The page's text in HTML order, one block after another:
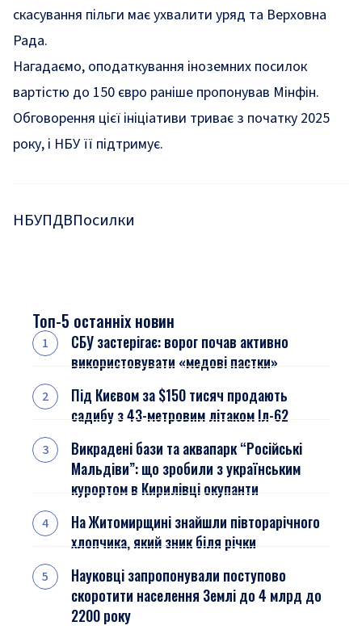
скасування пільги має ухвалити уряд та Верховна
Рада.
Нагадаємо, оподаткування іноземних посилок
вартістю до 150 євро раніше пропонував Мінфін.
Обговорення цієї ініціативи триває з початку 2025
року, і НБУ її підтримує.
НБУПДВПосилки
Топ-5 останніх новин
СБУ застерігає: ворог почав активно
використовувати «медові пастки»
Під Києвом за $150 тисяч продають
садибу з 43-метровим літаком Іл-62
Викрадені бази та аквапарк “Російські
Мальдіви”: що зробили з українським
курортом в Кирилівці окупанти
На Житомирщині знайшли півторарічного
хлопчика, який зник біля річки
Науковці запропонували поступово
скоротити населення Землі до 4 млрд до
2200 року